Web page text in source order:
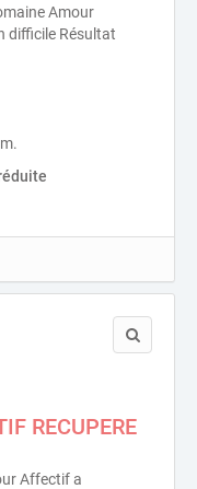
Amour
difficile Résultat
RECUPERE
Affectif a